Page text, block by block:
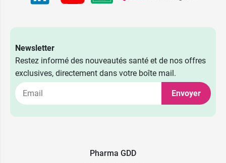
Newsletter
Restez informé des nouveautés santé et de nos offres
exclusives, directement dans votre boîte mail.
Envoyer
Pharma GDD